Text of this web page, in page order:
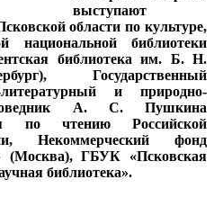
выступают
области по культуре,
национальной библиотеки
библиотека им. Б. Н.
Государственный
и природно-
А. С. Пушкина
по чтению Российской
Некоммерческий фонд
(Москва), ГБУК «Псковская
библиотека».